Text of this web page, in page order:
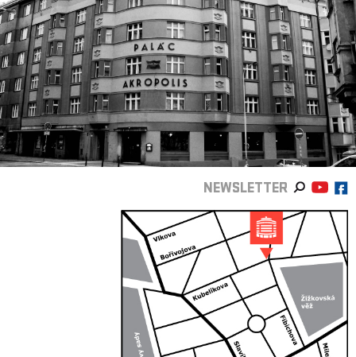
NEWSLETTER